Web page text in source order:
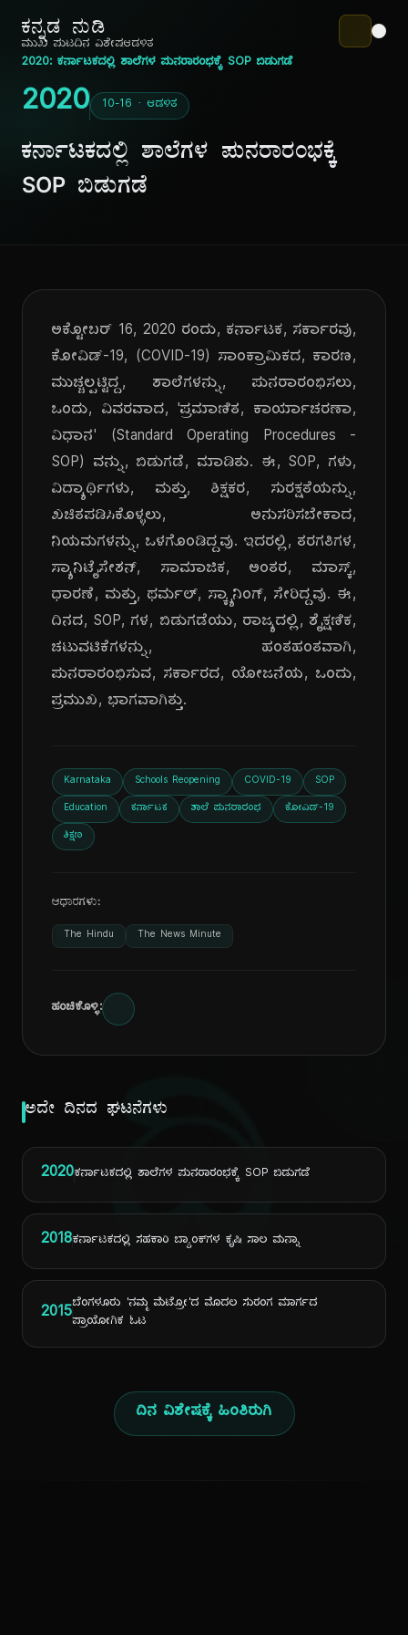
ಕನ್ನಡ ನುಡಿ
ದಿ
ಮುಖ ಪುಟದಿನ ವಿಶೇಷಆಡಳಿತ
2020: ಕರ್ನಾಟಕದಲ್ಲಿ ಶಾಲೆಗಳ ಪುನರಾರಂಭಕ್ಕೆ SOP ಬಿಡುಗಡೆ
2020 10-16 · ಆಡಳಿತ
ಕರ್ನಾಟಕದಲ್ಲಿ ಶಾಲೆಗಳ ಪುನರಾರಂಭಕ್ಕೆ
SOP ಬಿಡುಗಡೆ
ಅಕ್ಟೋಬರ್ 16, 2020 ರಂದು, ಕರ್ನಾಟಕ, ಸರ್ಕಾರವು,
ಕೋವಿಡ್-19, (COVID-19) ಸಾಂಕ್ರಾಮಿಕದ, ಕಾರಣ,
ಮುಚ್ಚಲ್ಪಟ್ಟಿದ್ದ, ಶಾಲೆಗಳನ್ನು, ಪುನರಾರಂಭಿಸಲು,
ಒಂದು, ವಿವರವಾದ, 'ಪ್ರಮಾಣಿತ, ಕಾರ್ಯಾಚರಣಾ,
ವಿಧಾನ' (Standard Operating Procedures -
SOP) ವನ್ನು, ಬಿಡುಗಡೆ, ಮಾಡಿತು. ಈ, SOP, ಗಳು,
ವಿದ್ಯಾರ್ಥಿಗಳು, ಮತ್ತು, ಶಿಕ್ಷಕರ, ಸುರಕ್ಷತೆಯನ್ನು,
ಖಚಿತಪಡಿಸಿಕೊಳ್ಳಲು, ಅನುಸರಿಸಬೇಕಾದ,
ನಿಯಮಗಳನ್ನು, ಒಳಗೊಂಡಿದ್ದವು. ಇದರಲ್ಲಿ, ತರಗತಿಗಳ,
ಸ್ಯಾನಿಟೈಸೇಶನ್, ಸಾಮಾಜಿಕ, ಅಂತರ, ಮಾಸ್ಕ್,
ಧಾರಣೆ, ಮತ್ತು, ಥರ್ಮಲ್, ಸ್ಕ್ಯಾನಿಂಗ್, ಸೇರಿದ್ದವು. ಈ,
ದಿನದ, SOP, ಗಳ, ಬಿಡುಗಡೆಯು, ರಾಜ್ಯದಲ್ಲಿ, ಶೈಕ್ಷಣಿಕ,
ಚಟುವಟಿಕೆಗಳನ್ನು, ಹಂತಹಂತವಾಗಿ,
ಪುನರಾರಂಭಿಸುವ, ಸರ್ಕಾರದ, ಯೋಜನೆಯ, ಒಂದು,
ಪ್ರಮುಖ, ಭಾಗವಾಗಿತ್ತು.
Karnataka Schools Reopening COVID-19 SOP
Education ಕರ್ನಾಟಕ ಶಾಲೆ ಪುನರಾರಂಭ ಕೋವಿಡ್-19
ಶಿಕ್ಷಣ
ಆಧಾರಗಳು:
The Hindu The News Minute
ಹಂಚಿಕೊಳ್ಳಿ:
ಅದೇ ದಿನದ ಘಟನೆಗಳು
2020ಕರ್ನಾಟಕದಲ್ಲಿ ಶಾಲೆಗಳ ಪುನರಾರಂಭಕ್ಕೆ SOP ಬಿಡುಗಡೆ
2018ಕರ್ನಾಟಕದಲ್ಲಿ ಸಹಕಾರಿ ಬ್ಯಾಂಕ್‌ಗಳ ಕೃಷಿ ಸಾಲ ಮನ್ನಾ
2015ಬೆಂಗಳೂರು 'ನಮ್ಮ ಮೆಟ್ರೋ'ದ ಮೊದಲ ಸುರಂಗ ಮಾರ್ಗದ
ಪ್ರಾಯೋಗಿಕ ಓಟ
ದಿನ ವಿಶೇಷಕ್ಕೆ ಹಿಂತಿರುಗಿ